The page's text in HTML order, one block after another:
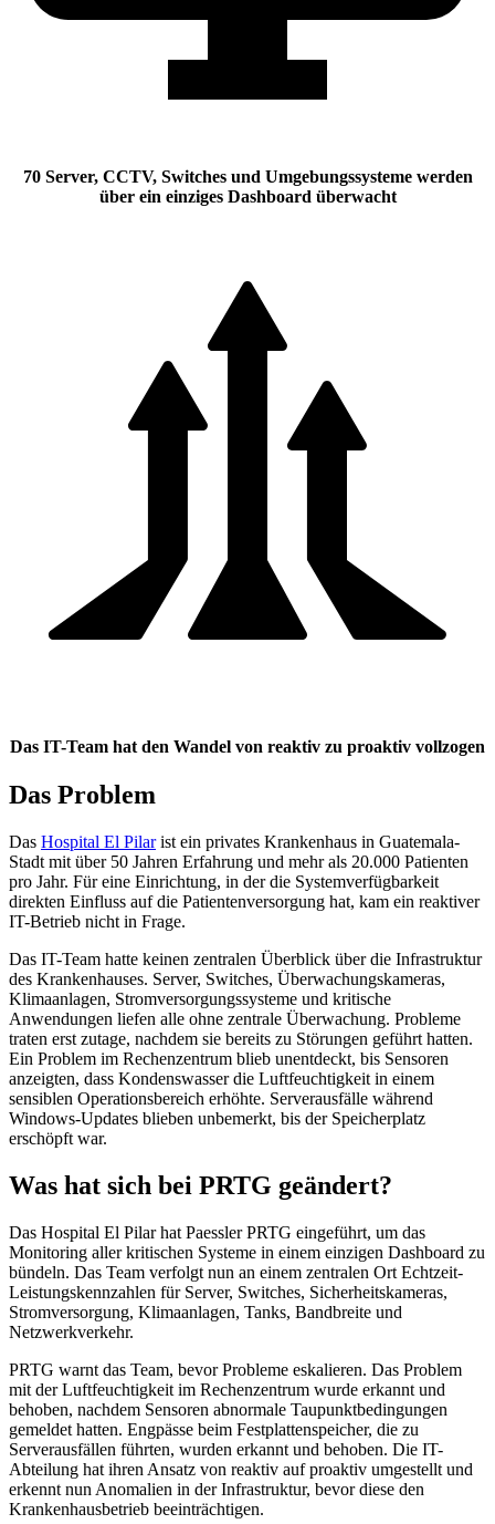
70 Server, CCTV, Switches und Umgebungssysteme werden
über ein einziges Dashboard überwacht
Das IT-Team hat den Wandel von reaktiv zu proaktiv vollzogen
Das Problem
Das Hospital El Pilarist ein privates Krankenhaus in Guatemala-
Stadt mit über 50 Jahren Erfahrung und mehr als 20.000 Patienten
pro Jahr. Für eine Einrichtung, in der die Systemverfügbarkeit
direkten Einfluss auf die Patientenversorgung hat, kam ein reaktiver
IT-Betrieb nicht in Frage.
Das IT-Team hatte keinen zentralen Überblick über die Infrastruktur
des Krankenhauses. Server, Switches, Überwachungskameras,
Klimaanlagen, Stromversorgungssysteme und kritische
Anwendungen liefen alle ohne zentrale Überwachung. Probleme
traten erst zutage, nachdem sie bereits zu Störungen geführt hatten.
Ein Problem im Rechenzentrum blieb unentdeckt, bis Sensoren
anzeigten, dass Kondenswasser die Luftfeuchtigkeit in einem
sensiblen Operationsbereich erhöhte. Serverausfälle während
Windows-Updates blieben unbemerkt, bis der Speicherplatz
erschöpft war.
Was hat sich bei PRTG geändert?
Das Hospital El Pilar hat Paessler PRTG eingeführt, um das
Monitoring aller kritischen Systeme in einem einzigen Dashboard zu
bündeln. Das Team verfolgt nun an einem zentralen Ort Echtzeit-
Leistungskennzahlen für Server, Switches, Sicherheitskameras,
Stromversorgung, Klimaanlagen, Tanks, Bandbreite und
Netzwerkverkehr.
PRTG warnt das Team, bevor Probleme eskalieren. Das Problem
mit der Luftfeuchtigkeit im Rechenzentrum wurde erkannt und
behoben, nachdem Sensoren abnormale Taupunktbedingungen
gemeldet hatten. Engpässe beim Festplattenspeicher, die zu
Serverausfällen führten, wurden erkannt und behoben. Die IT-
Abteilung hat ihren Ansatz von reaktiv auf proaktiv umgestellt und
erkennt nun Anomalien in der Infrastruktur, bevor diese den
Krankenhausbetrieb beeinträchtigen.